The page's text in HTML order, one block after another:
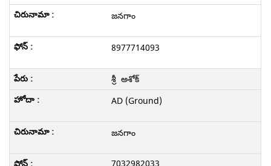
జనగాం
8977714093
శ్రీ అశోక్
AD (Ground)
జనగాం